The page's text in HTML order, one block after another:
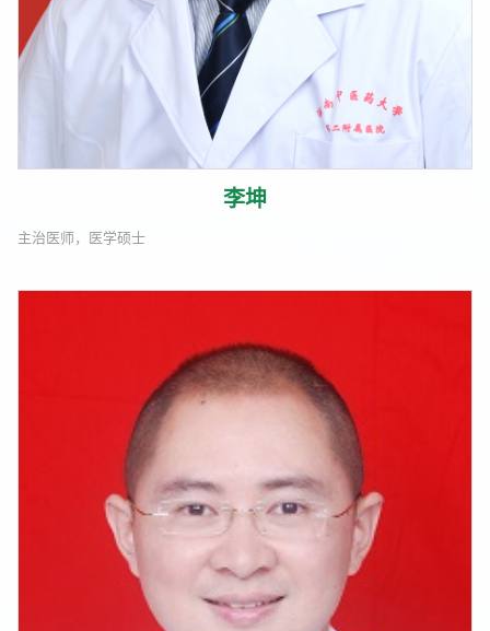
李坤
主治医师，医学硕士